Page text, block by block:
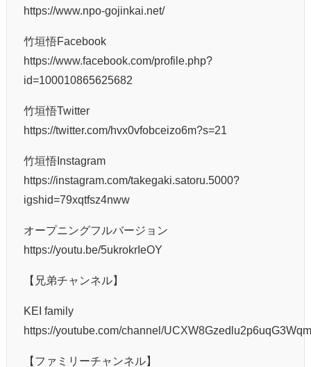
https://www.npo-gojinkai.net/
竹垣悟Facebook
https://www.facebook.com/profile.php?
id=100010865625682
竹垣悟Twitter
https://twitter.com/hvx0vfobceizo6m?s=21
竹垣悟Instagram
https://instagram.com/takegaki.satoru.5000?
igshid=79xqtfsz4nww
オープニングフルバージョン
https://youtu.be/5ukrokrIeOY
【兄弟チャンネル】
KEI family
https://youtube.com/channel/
【ファミリーチャンネル】